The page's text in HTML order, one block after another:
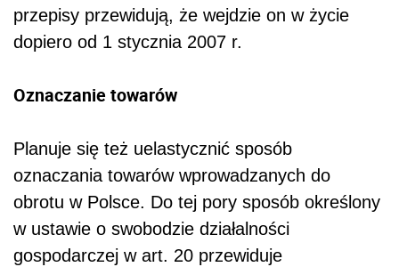
przepisy przewidują, że wejdzie on w życie
dopiero od 1 stycznia 2007 r.
Oznaczanie towarów
Planuje się też uelastycznić sposób
oznaczania towarów wprowadzanych do
obrotu w Polsce. Do tej pory sposób określony
w ustawie o swobodzie działalności
gospodarczej w art. 20 przewiduje